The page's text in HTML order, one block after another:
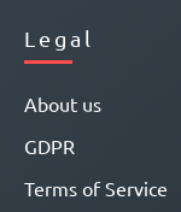
Legal
About us
GDPR
Terms of Service